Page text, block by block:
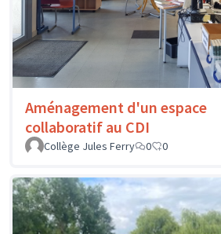
Aménagement d'un espace
collaboratif au CDI
Collège Jules Ferry
0 0